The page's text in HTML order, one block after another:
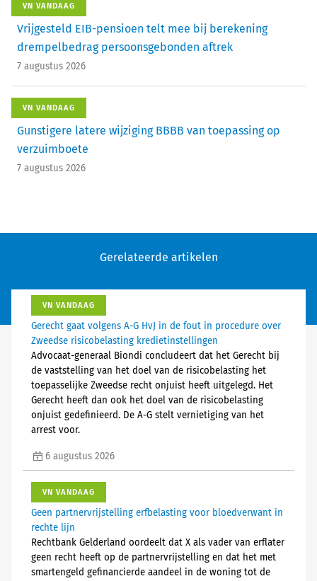
VN VANDAAG
Vrijgesteld EIB-pensioen telt mee bij berekening
drempelbedrag persoonsgebonden aftrek
7 augustus 2026
VN VANDAAG
Gunstigere latere wijziging BBBB van toepassing op
verzuimboete
7 augustus 2026
Gerelateerde artikelen
VN VANDAAG
Gerecht gaat volgens A-G HvJ in de fout in procedure over
Zweedse risicobelasting kredietinstellingen
Advocaat-generaal Biondi concludeert dat het Gerecht bij
de vaststelling van het doel van de risicobelasting het
toepasselijke Zweedse recht onjuist heeft uitgelegd. Het
Gerecht heeft dan ook het doel van de risicobelasting
onjuist gedefinieerd. De A-G stelt vernietiging van het
arrest voor.
6 augustus 2026
VN VANDAAG
Geen partnervrijstelling erfbelasting voor bloedverwant in
rechte lijn
Rechtbank Gelderland oordeelt dat X als vader van erflater
geen recht heeft op de partnervrijstelling en dat het met
smartengeld gefinancierde aandeel in de woning tot de